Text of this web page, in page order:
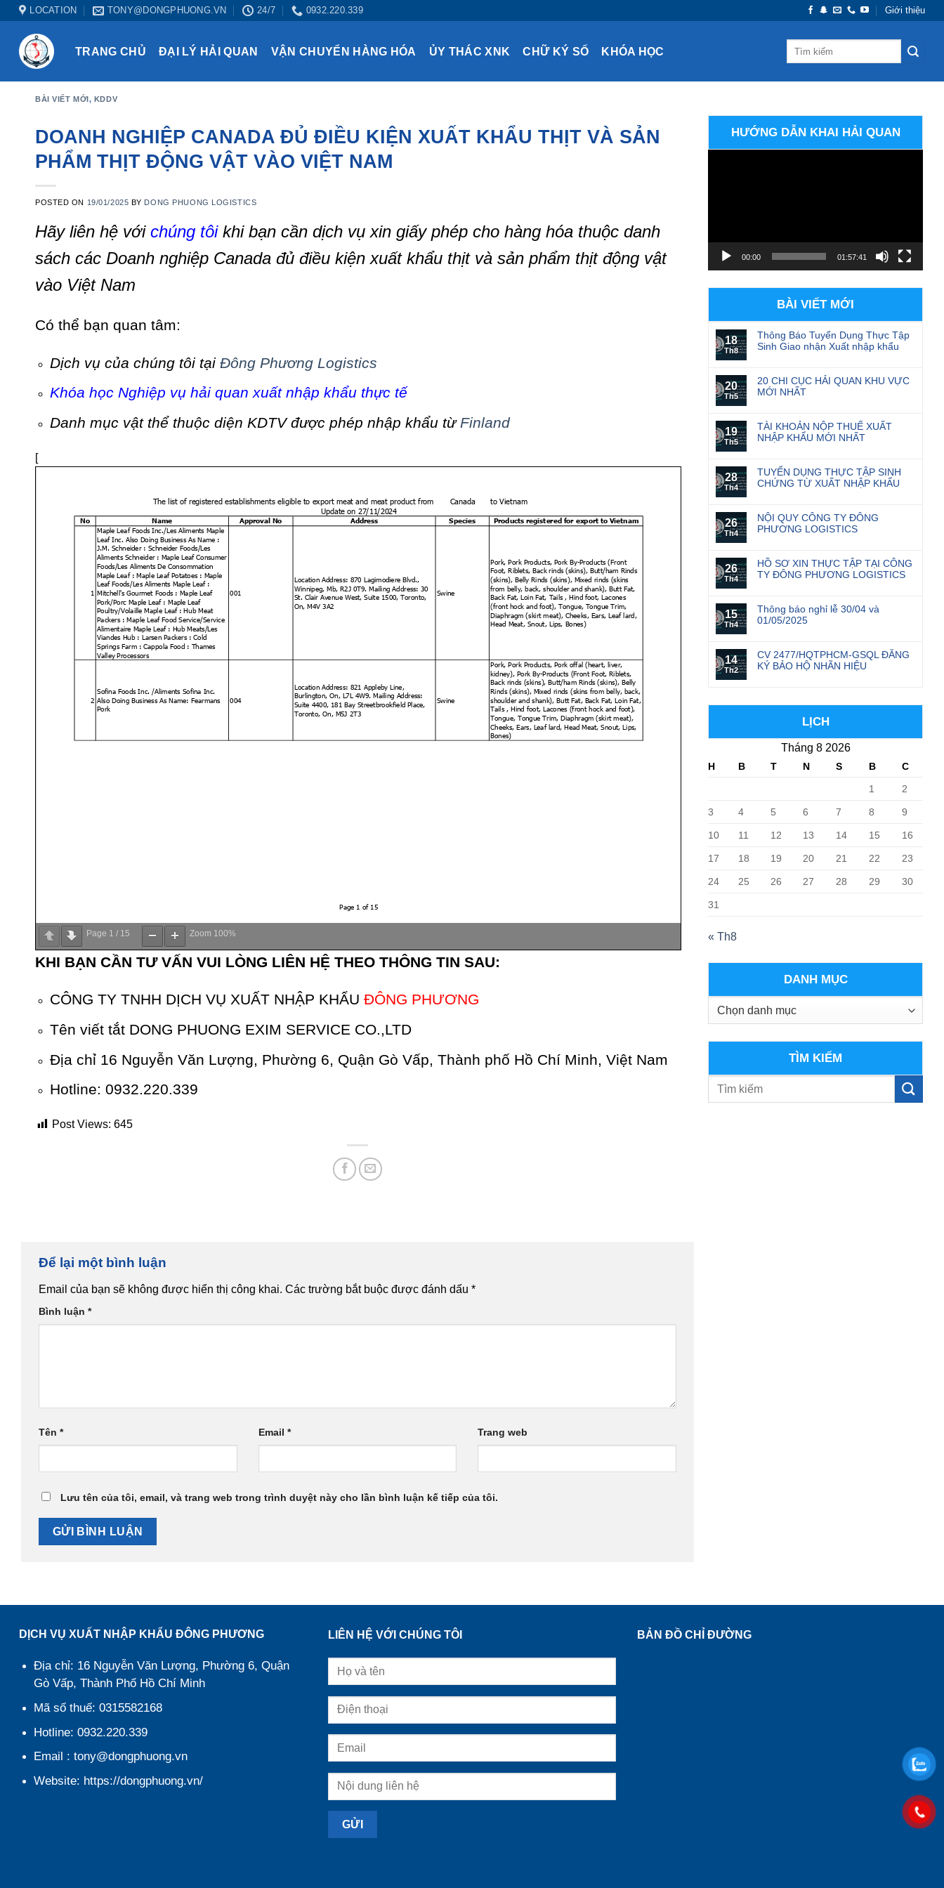
Skip
content
LOCATION TONY@DONGPHUONG.VN 24/7 0932.220.339 Giới thiệu
TRANG CHỦ ĐẠI LÝ HẢI QUAN VẬN CHUYỂN HÀNG HÓA ỦY THÁC XNK CHỮ KÝ SỐ KHÓA HỌC
BÀI VIẾT MỚI, KDDV
DOANH NGHIỆP CANADA ĐỦ ĐIỀU KIỆN XUẤT KHẨU THỊT VÀ SẢN
PHẨM THỊT ĐỘNG VẬT VÀO VIỆT NAM
POSTED ON 19/01/2025 BY DONG PHUONG LOGISTICS
Hãy liên hệ với chúng tôi khi bạn cần dịch vụ xin giấy phép cho hàng hóa thuộc danh
sách các Doanh nghiệp Canada đủ điều kiện xuất khẩu thịt và sản phẩm thịt động vật
vào Việt Nam
Có thể bạn quan tâm:
Dịch vụ của chúng tôi tại Đông Phương Logistics
Khóa học Nghiệp vụ hải quan xuất nhập khẩu thực tế
Danh mục vật thể thuộc diện KDTV được phép nhập khẩu từ Finland
[
Page 1 / 15 Zoom 100%
KHI BẠN CẦN TƯ VẤN VUI LÒNG LIÊN HỆ THEO THÔNG TIN SAU:
CÔNG TY TNHH DỊCH VỤ XUẤT NHẬP KHẨU ĐÔNG PHƯƠNG
Tên viết tắt DONG PHUONG EXIM SERVICE CO.,LTD
Địa chỉ 16 Nguyễn Văn Lượng, Phường 6, Quận Gò Vấp, Thành phố Hồ Chí Minh, Việt Nam
Hotline: 0932.220.339
Post Views: 645
Để lại một bình luận
Email của bạn sẽ không được hiển thị công khai. Các trường bắt buộc được đánh dấu *
Bình luận *
Tên * Email * Trang web
Lưu tên của tôi, email, và trang web trong trình duyệt này cho lần bình luận kế tiếp của tôi.
HƯỚNG DẪN KHAI HẢI QUAN
00:00 01:57:41
BÀI VIẾT MỚI
18
Th8
Thông Báo Tuyển Dụng Thực Tập
Sinh Giao nhận Xuất nhập khẩu
20
Th5
20 CHI CỤC HẢI QUAN KHU VỰC
MỚI NHẤT
19
Th5
TÀI KHOẢN NỘP THUẾ XUẤT
NHẬP KHẨU MỚI NHẤT
28
Th4
TUYỂN DỤNG THỰC TẬP SINH
CHỨNG TỪ XUẤT NHẬP KHẨU
26
Th4
NỘI QUY CÔNG TY ĐÔNG
PHƯƠNG LOGISTICS
26
Th4
HỒ SƠ XIN THỰC TẬP TẠI CÔNG
TY ĐÔNG PHƯƠNG LOGISTICS
15
Th4
Thông báo nghỉ lễ 30/04 và
01/05/2025
14
Th2
CV 2477/HQTPHCM-GSQL ĐĂNG
KÝ BẢO HỘ NHÃN HIỆU
LỊCH
Tháng 8 2026
H B T N S B
C
1
2
3 4 5 6 7 8 9
10 11 12 13 14 15 16
17 18 19 20 21 22 23
24 25 26 27 28 29 30
31
« Th8
DANH MỤC
Danh
TÌM KIẾM
DỊCH VỤ XUẤT NHẬP KHẨU ĐÔNG PHƯƠNG
Địa chỉ: 16 Nguyễn Văn Lượng, Phường 6, Quận
Gò Vấp, Thành Phố Hồ Chí Minh
Mã số thuế: 0315582168
Hotline: 0932.220.339
Email : tony@dongphuong.vn
Website: https://dongphuong.vn/
LIÊN HỆ VỚI CHÚNG TÔI BẢN ĐỒ CHỈ ĐƯỜNG